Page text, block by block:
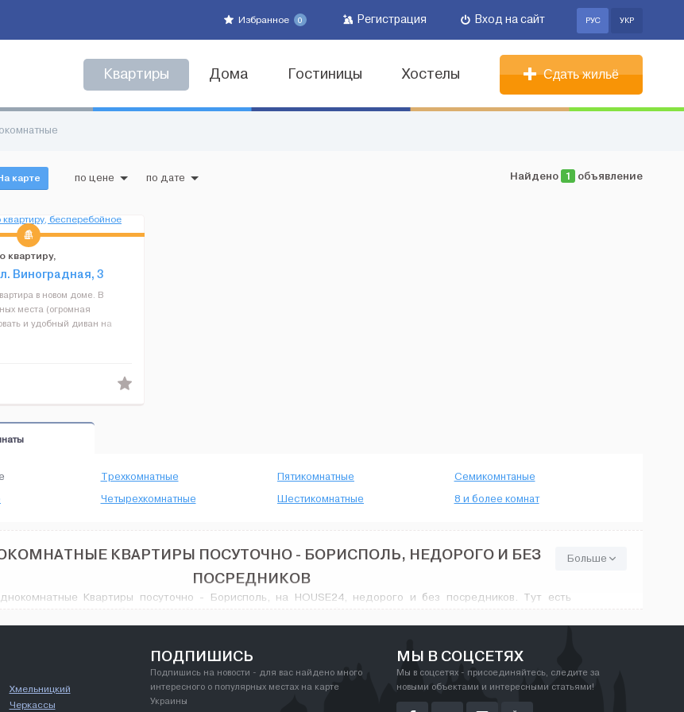
Избранное 0 Регистрация Вход на сайт РУС УКР
Квартиры Дома Гостиницы Хостелы Сдать жильё
карте по цене по дате Найдено 1 объявление
квартиру,
отопление
Виноградная, 3
в новом доме. В
места (огромная
и удобный диван на
есть необходимая
для вашего
Трехкомнатные
Четырехкомнатные
Пятикомнатные
Шестикомнатные
Семикомнтаные
8 и более комнат
КВАРТИРЫ ПОСУТОЧНО - БОРИСПОЛЬ, НЕДОРОГО И БЕЗ
ПОСРЕДНИКОВ
Квартиры посуточно - Борисполь, на HOUSE24, недорого и без посредников. Тут есть
VIP дизайна, количество предлагаемых вариантов вас порадует. На House24.com.ua найдутся любые
Больше
Хмельницкий
Черкассы
ПОДПИШИСЬ
Подпишись на новости - для вас найдено много
интересного о популярных местах на карте
Украины
МЫ В СОЦСЕТЯХ
Мы в соцсетях - присоединяйтесь, следите за
новыми объектами и интересными статьями!